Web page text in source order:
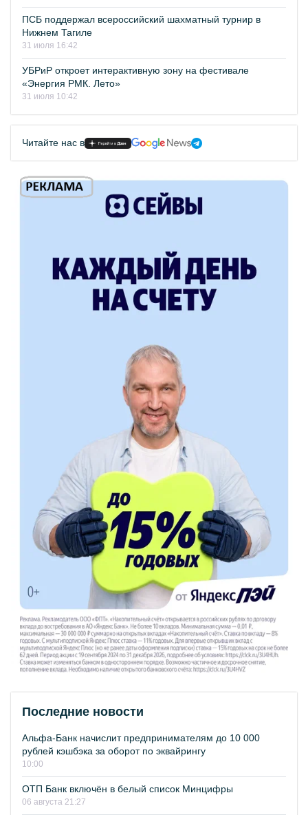
ПСБ поддержал всероссийский шахматный турнир в
Нижнем Тагиле
31 июля 16:42
УБРиР откроет интерактивную зону на фестивале
«Энергия РМК. Лето»
31 июля 10:42
Читайте нас в
Последние новости
Альфа-Банк начислит предпринимателям до 10 000
рублей кэшбэка за оборот по эквайрингу
10:00
ОТП Банк включён в белый список Минцифры
06 августа 21:27